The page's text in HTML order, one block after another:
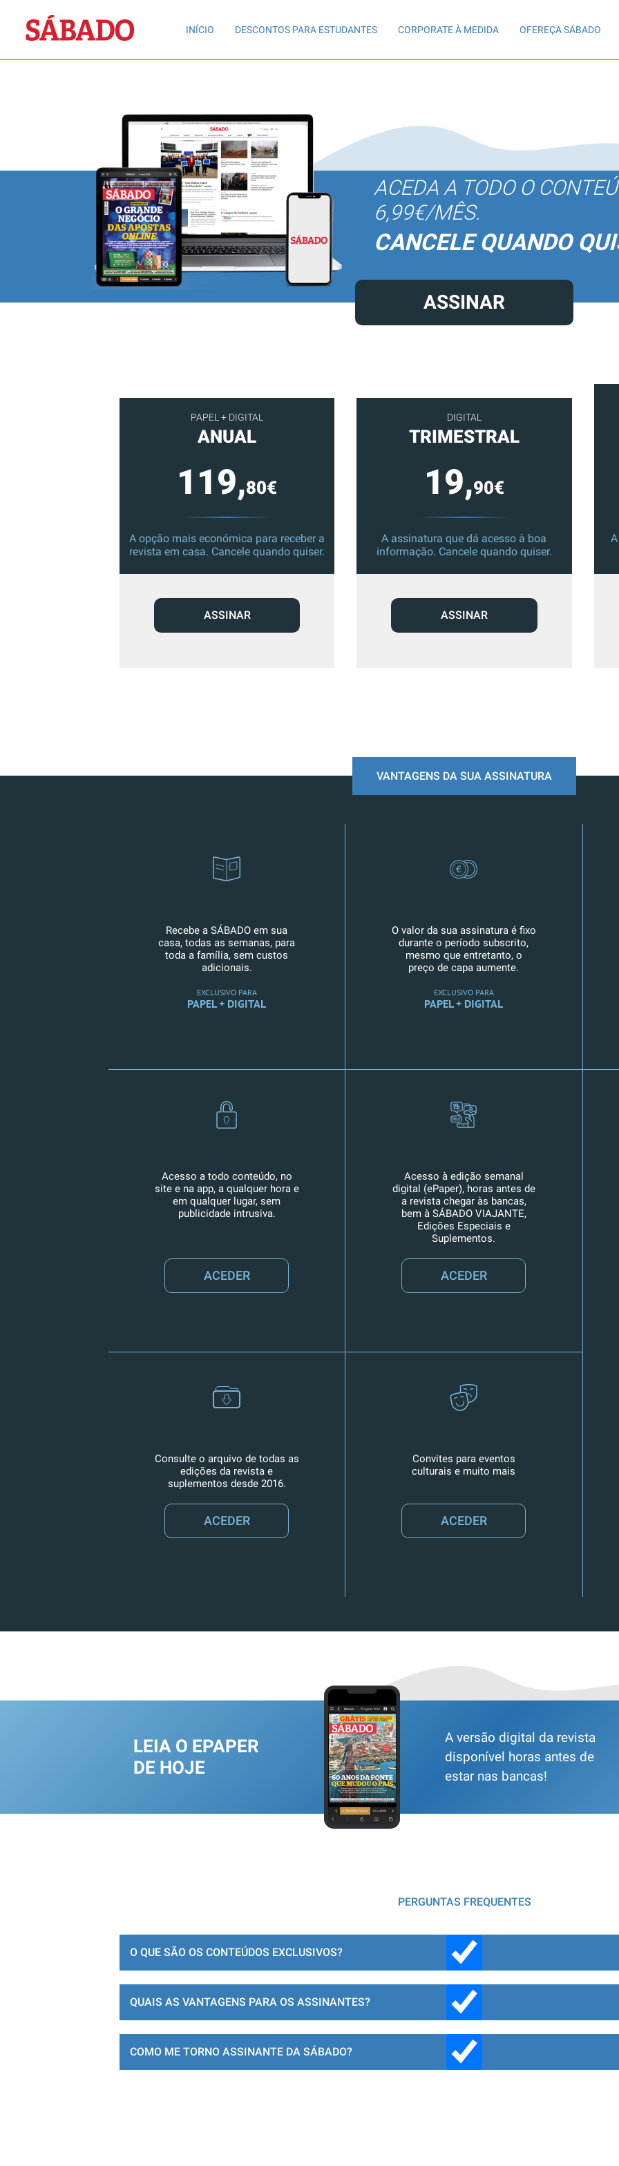
Sábado
INÍCIO DESCONTOS PARA ESTUDANTES CORPORATE À MEDIDA OFEREÇA SÁBADO
ACEDA A TODO O
6,99€/MÊS.
CANCELE QUANDO
ASSINAR
PAPEL + DIGITAL
ANUAL
119,80€
A opção mais económica para receber a
revista em casa. Cancele quando quiser.
ASSINAR
DIGITAL
TRIMESTRAL
19,90€
A assinatura que dá acesso à boa
informação. Cancele quando quiser.
ASSINAR
VANTAGENS DA SUA ASSINATURA
Recebe a SÁBADO em sua
casa, todas as semanas, para
toda a família, sem custos
adicionais.
EXCLUSIVO PARA
PAPEL + DIGITAL
O valor da sua assinatura é fixo
durante o período subscrito,
mesmo que entretanto, o
preço de capa aumente.
EXCLUSIVO PARA
PAPEL + DIGITAL
Acesso a todo conteúdo, no
site e na app, a qualquer hora e
em qualquer lugar, sem
publicidade intrusiva.
ACEDER
Acesso à edição semanal
digital (ePaper), horas antes de
a revista chegar às bancas,
bem à SÁBADO VIAJANTE,
Edições Especiais e
Suplementos.
ACEDER
Consulte o arquivo de todas as
edições da revista e
suplementos desde 2016.
ACEDER
Convites para eventos
culturais e muito mais
ACEDER
LEIA O EPAPER
DE HOJE
A versão digital da revista
disponível horas antes de
estar nas bancas!
PERGUNTAS FREQUENTES
O QUE SÃO OS CONTEÚDOS EXCLUSIVOS?
QUAIS AS VANTAGENS PARA OS ASSINANTES?
COMO ME TORNO ASSINANTE DA SÁBADO?